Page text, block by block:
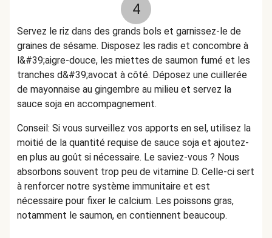
4
Servez le riz dans des grands bols et garnissez-le de
graines de sésame. Disposez les radis et concombre à
l&#39;aigre-douce, les miettes de saumon fumé et les
tranches d&#39;avocat à côté. Déposez une cuillerée
de mayonnaise au gingembre au milieu et servez la
sauce soja en accompagnement.
Conseil: Si vous surveillez vos apports en sel, utilisez la
moitié de la quantité requise de sauce soja et ajoutez-
en plus au goût si nécessaire. Le saviez-vous ? Nous
absorbons souvent trop peu de vitamine D. Celle-ci sert
à renforcer notre système immunitaire et est
nécessaire pour fixer le calcium. Les poissons gras,
notamment le saumon, en contiennent beaucoup.